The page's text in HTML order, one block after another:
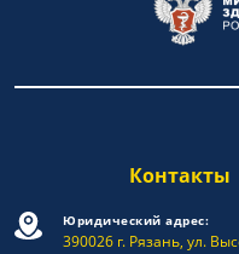
Контакты
Юридический адрес:
390026 г. Рязань, ул.